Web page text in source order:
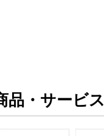
品・サービス